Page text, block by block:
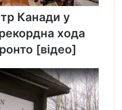
Канади у
хода
[відео]